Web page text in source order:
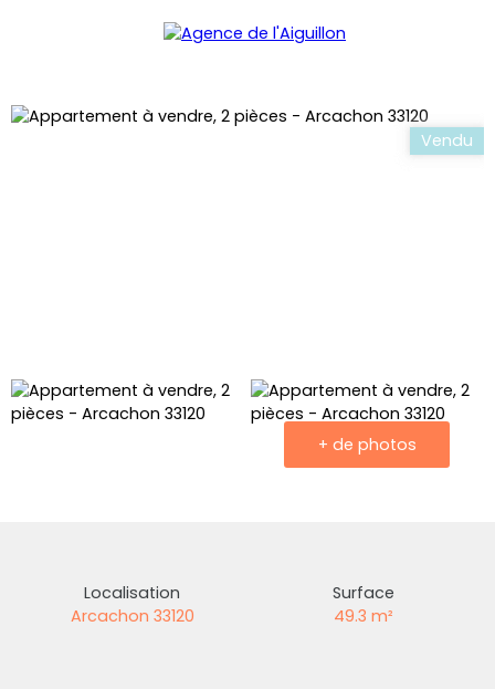
Vendu
+ de photos
Localisation
Arcachon 33120
Surface
49.3 m²